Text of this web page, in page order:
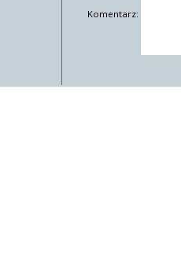
Komentarz: